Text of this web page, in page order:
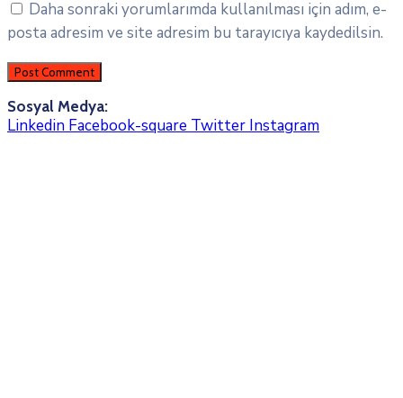
Daha sonraki yorumlarımda kullanılması için adım, e-
posta adresim ve site adresim bu tarayıcıya kaydedilsin.
Sosyal Medya:
Linkedin Facebook-square Twitter Instagram